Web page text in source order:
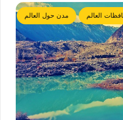
العالم مدن حول العالم